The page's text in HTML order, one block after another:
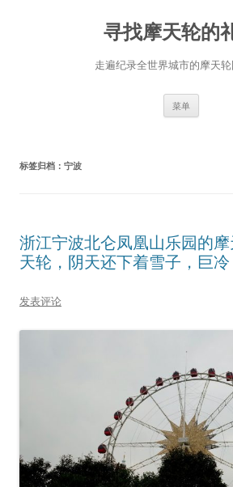
寻找摩天轮的
走遍纪录全世界城市的摩天
菜单
标签归档： 宁波
浙江宁波北仑凤凰山乐园的
天轮，阴天还下着雪子，巨冷
发表评论